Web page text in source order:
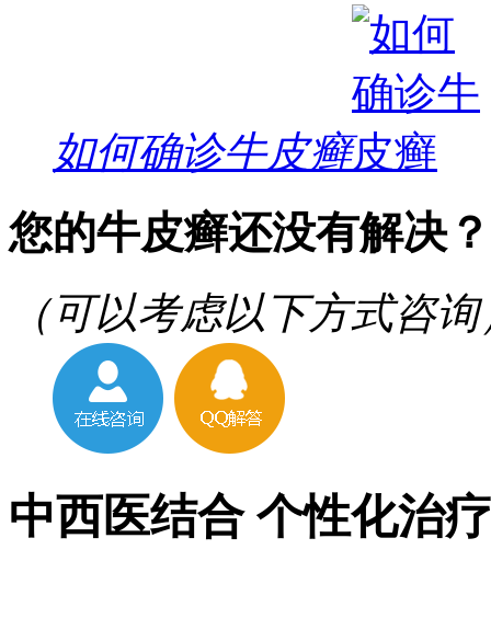
如何确诊牛皮癣
您的牛皮癣还没有解决？
（可以考虑以下方式咨询
中西医结合 个性化治